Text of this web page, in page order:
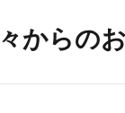
からの